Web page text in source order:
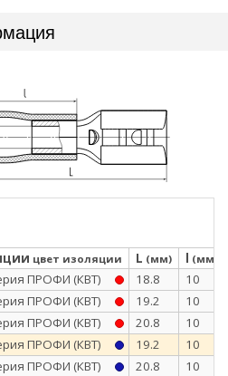
цвет изоляции L (мм) l (мм)
ПРОФИ (КВТ) 18.8 10
ПРОФИ (КВТ) 19.2 10
ПРОФИ (КВТ) 20.8 10
ПРОФИ (КВТ) 19.2 10
ПРОФИ (КВТ) 20.8 10